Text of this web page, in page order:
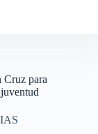
Cruz para